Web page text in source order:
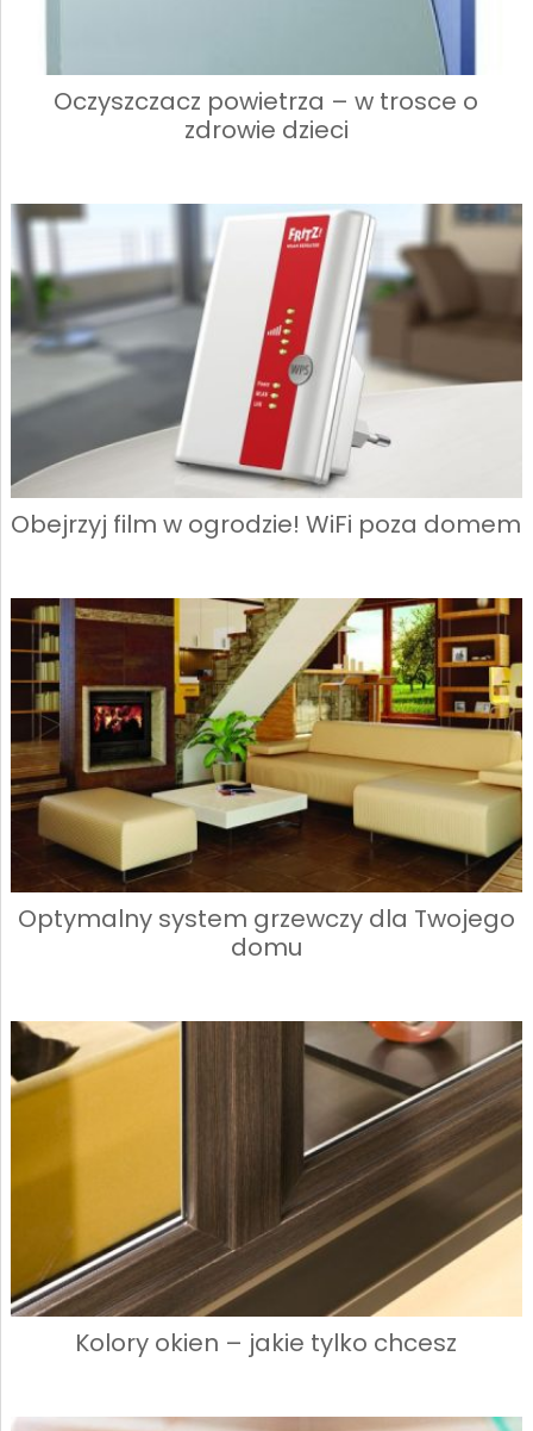
Oczyszczacz powietrza – w trosce o
zdrowie dzieci
Obejrzyj film w ogrodzie! WiFi poza domem
Optymalny system grzewczy dla Twojego
domu
Kolory okien – jakie tylko chcesz